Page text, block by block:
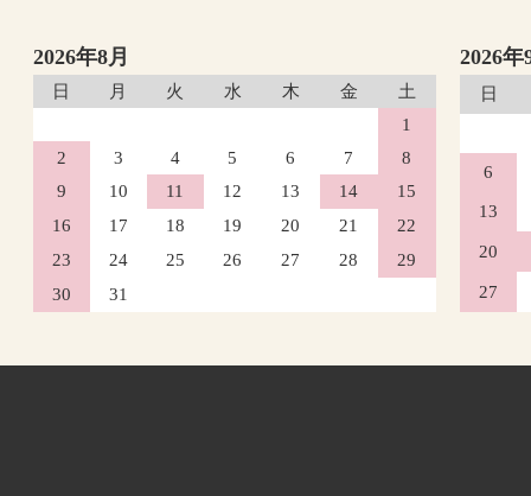
2026年8月
日 月 火 水 木 金
土
1
2
3 4 5 6 7
8
9
10 11 12 13 14
15
16
17 18 19 20 21
22
23
24 25 26 27 28
29
30
31
2026年
日
6
13
20
27